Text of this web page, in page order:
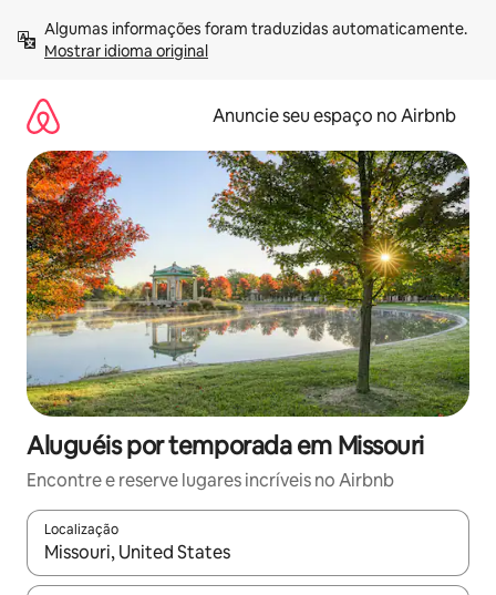
para
Mostrar idioma original
Anuncie seu espaço no Airbnb
Aluguéis por temporada em Missouri
Encontre e reserve lugares incríveis no Airbnb
Localização
Quando os resultados estiverem disponíveis, explore-os